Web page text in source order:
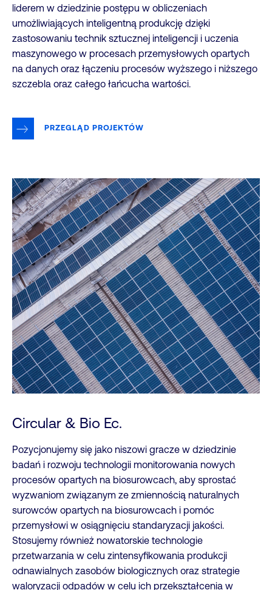
liderem w dziedzinie postępu w obliczeniach
umożliwiających inteligentną produkcję dzięki
zastosowaniu technik sztucznej inteligencji i uczenia
maszynowego w procesach przemysłowych opartych
na danych oraz łączeniu procesów wyższego i niższego
szczebla oraz całego łańcucha wartości.
PRZEGLĄD PROJEKTÓW
Circular & Bio Ec.
Pozycjonujemy się jako niszowi gracze w dziedzinie
badań i rozwoju technologii monitorowania nowych
procesów opartych na biosurowcach, aby sprostać
wyzwaniom związanym ze zmiennością naturalnych
surowców opartych na biosurowcach i pomóc
przemysłowi w osiągnięciu standaryzacji jakości.
Stosujemy również nowatorskie technologie
przetwarzania w celu zintensyfikowania produkcji
odnawialnych zasobów biologicznych oraz strategie
waloryzacji odpadów w celu ich przekształcenia w